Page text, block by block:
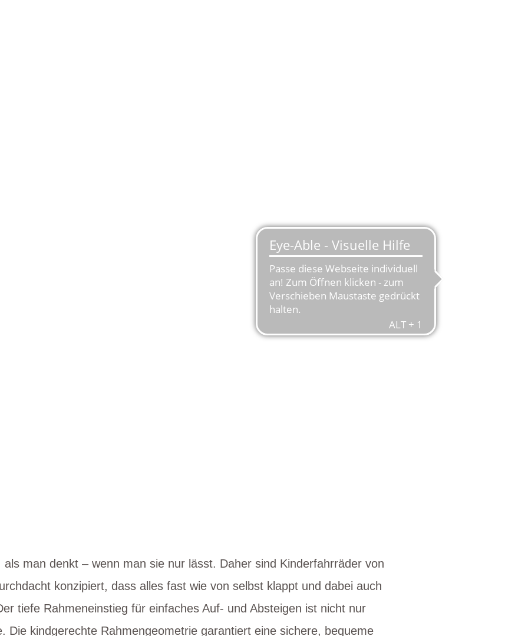
man denkt – wenn man sie nur lässt. Daher sind Kinderfahrräder von
konzipiert, dass alles fast wie von selbst klappt und dabei auch
tiefe Rahmeneinstieg für einfaches Auf- und Absteigen ist nicht nur
Die kindgerechte Rahmengeometrie garantiert eine sichere, bequeme